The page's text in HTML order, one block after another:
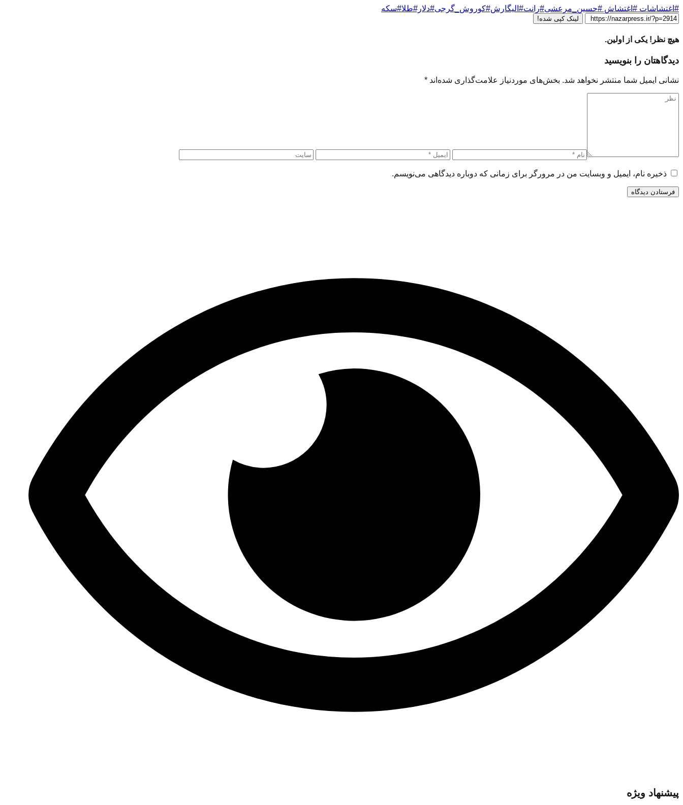
#اغتشاشات #اغتشاش #حسین_مرعشی#رانت#الیگارش#کوروش_گرجی#دلار#طلا#سکه
لینک کپی شده!
هیچ نظر! یکی از اولین.
دیدگاهتان را بنویسید
نشانی ایمیل شما منتشر نخواهد شد. بخش‌های موردنیاز علامت‌گذاری شده‌اند *
ذخیره نام، ایمیل و وبسایت من در مرورگر برای زمانی که دوباره دیدگاهی می‌نویسم.
پیشنهاد ویژه